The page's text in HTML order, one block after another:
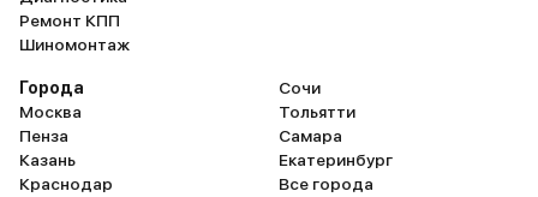
Ремонт КПП
Шиномонтаж
Города
Москва
Пенза
Казань
Краснодар
Сочи
Тольятти
Самара
Екатеринбург
Все города